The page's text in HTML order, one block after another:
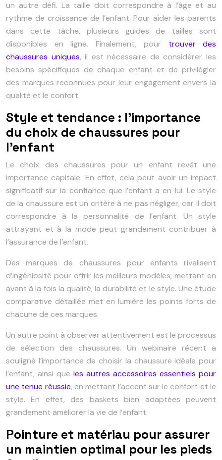
un autre défi. La taille doit correspondre à l’âge et au
rythme de croissance de l’enfant. Pour aider les parents
dans cette tâche, plusieurs guides de tailles sont
disponibles en ligne. Finalement, pour trouver des
chaussures uniques, il est nécessaire de considérer les
besoins spécifiques de chaque enfant et de privilégier
des marques reconnues pour leur engagement envers la
qualité et le confort.
Style et tendance : l’importance
du choix de chaussures pour
l’enfant
Le choix des chaussures pour un enfant revêt une
importance capitale. En effet, cela peut avoir un impact
significatif sur la confiance que l’enfant a en lui. Le style
de la chaussure est un critère à ne pas négliger, car il doit
correspondre à la personnalité de l’enfant. Un style
attrayant et à la mode peut grandement contribuer à
l’assurance de l’enfant.
Des marques de chaussures pour enfants rivalisent
d’ingéniosité pour offrir les meilleurs modèles, mettant en
avant à la fois la qualité, la durabilité et le style. Une étude
comparative détaillée met en lumière les points forts de
chacune de ces marques.
Un autre point à observer attentivement est le processus
de sélection des chaussures. Un webinaire récent a
souligné l’importance de choisir la chaussure idéale pour
l’enfant, ainsi que les autres accessoires essentiels pour
une tenue réussie, en mettant l’accent sur le confort et le
style. En effet, des baskets bien adaptées peuvent
grandement améliorer la vie de l’enfant.
Pointure et matériau pour assurer
un maintien optimal pour les pieds